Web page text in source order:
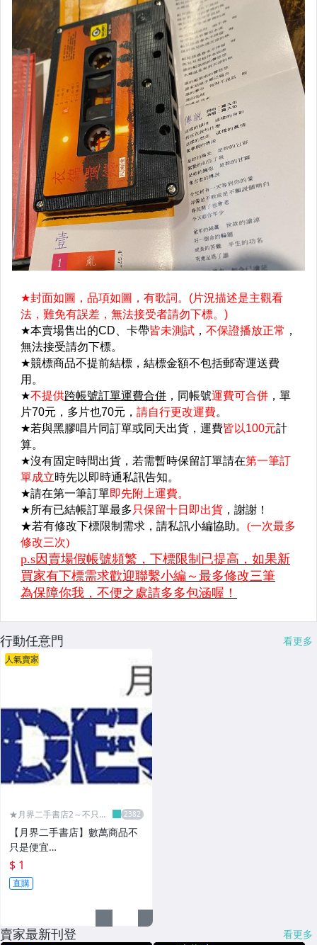
行動任意門 看更多
人氣賣家
★月界二手書店2～不只是
【月界二手書店】數萬商品不
只是便宜…
$ 1
直購
賣家最新刊登 看更多